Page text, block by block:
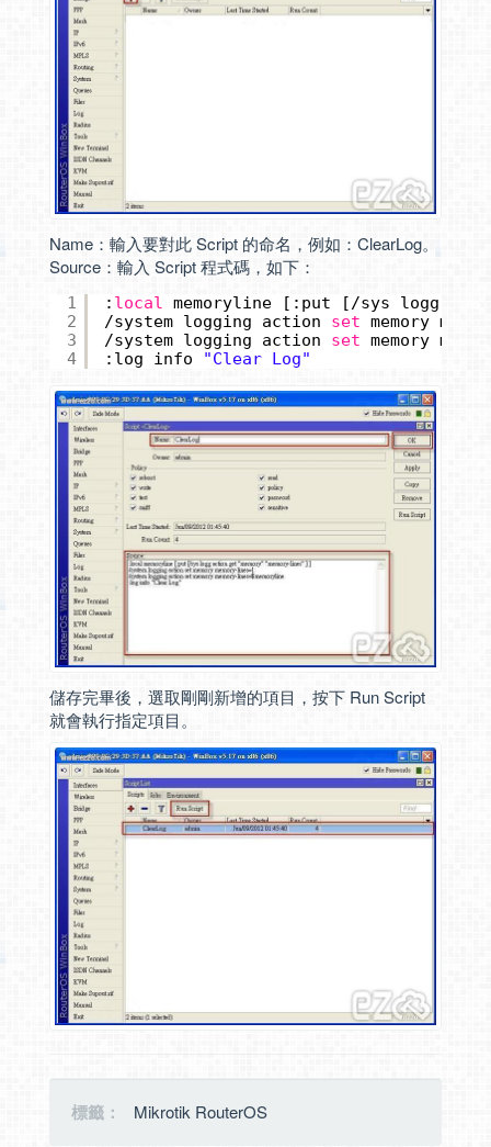
Name：輸入要對此 Script 的命名，例如：ClearLog。
Source：輸入 Script 程式碼，如下：
1
2
3
4
: local memoryline [:put [ /sys
logg
/system logging action set memory
/system logging action set memory
:log info
"Clear Log"
儲存完畢後，選取剛剛新增的項目，按下 Run Script
就會執行指定項目。
標籤： Mikrotik RouterOS